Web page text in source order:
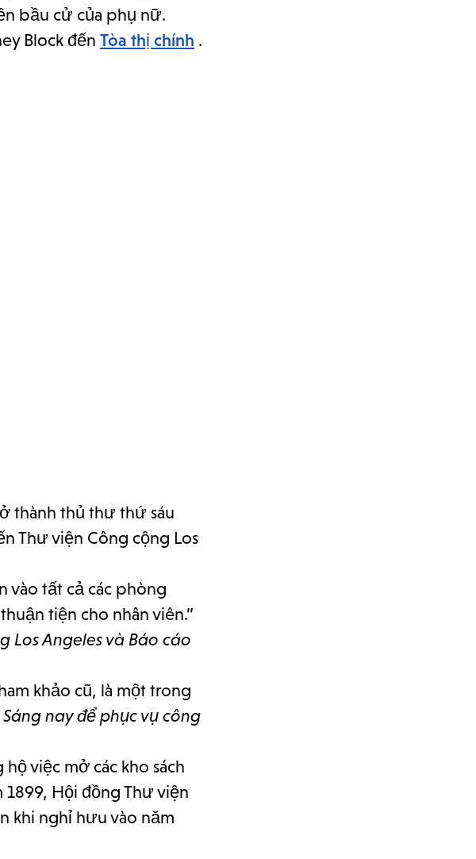
bầu cử của phụ nữ.
Block đến Tòa thị chính .
thành thủ thư thứ sáu
Thư viện Công cộng Los
vào tất cả các phòng
tiện cho nhân viên.”
Los Angeles và Báo cáo
khảo cũ, là một trong
nay để phục vụ công
việc mở các kho sách
Hội đồng Thư viện
khi nghỉ hưu vào năm